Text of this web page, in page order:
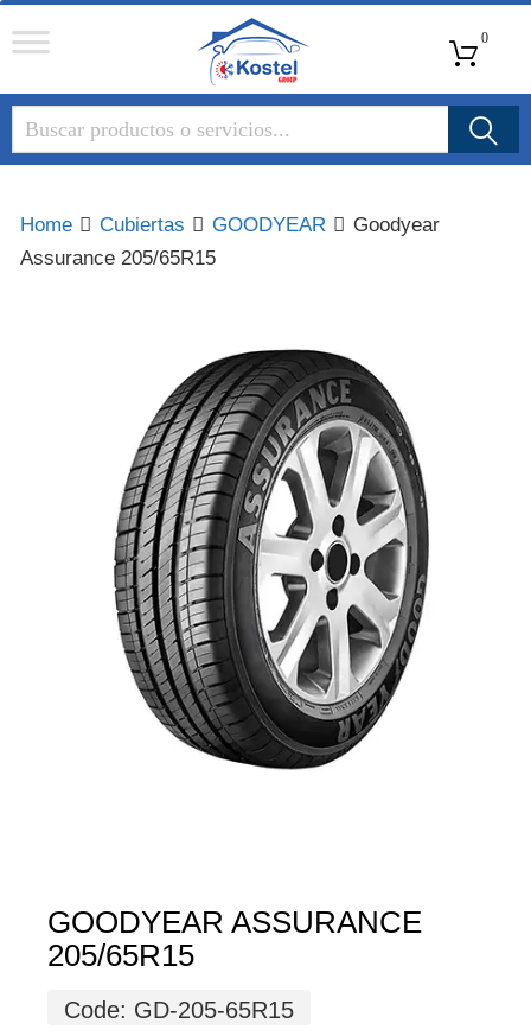
Group
0
Home Cubiertas GOODYEAR
Goodyear
Assurance 205/65R15
GOODYEAR ASSURANCE
205/65R15
Code: GD-205-65R15